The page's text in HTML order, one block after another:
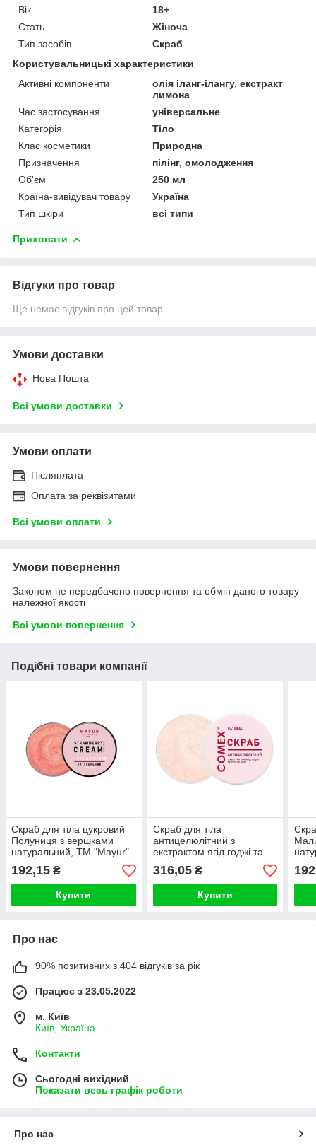
Вік
18+
Стать
Жіноча
Тип засобів
Скраб
Користувальницькі характеристики
Активні компоненти
олія іланг-ілангу, екстракт
лимона
Час застосування
універсальне
Категорія
Тіло
Клас косметики
Природна
Призначення
пілінг, омолодження
Об'єм
250 мл
Країна-вивідувач товару
Україна
Тип шкіри
всі типи
Приховати
Відгуки про товар
Ще немає відгуків про цей товар
Умови доставки
Нова Пошта
Всі умови доставки
Умови оплати
Післяплата
Оплата за реквізитами
Всі умови оплати
Умови повернення
Законом не передбачено повернення та обмін даного товару
належної якості
Всі умови повернення
Подібні товари компанії
Скраб для тіла цукровий
Полуниця з вершками
натуральний, ТМ "Mayur"
250 мл
192,15 ₴
Купити
Скраб для тіла
антицелюлітний з
екстрактом ягід годжі та
перцю чілі натуральний,
ТМ "Comex" 250 мл
316,05₴
Купити
250
Про нас
90% позитивних з 404 відгуків за рік
Працює з 23.05.2022
м. Київ
Київ, Україна
Контакти
Сьогодні вихідний
Показати весь графік роботи
Про нас